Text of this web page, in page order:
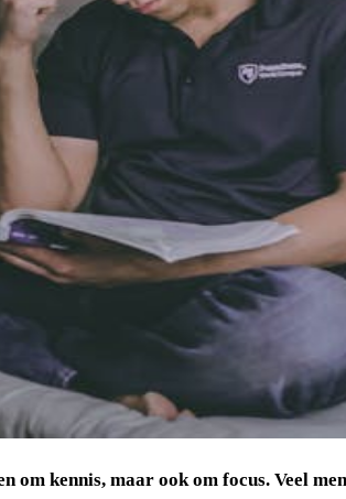
kennis, maar ook om focus. Veel